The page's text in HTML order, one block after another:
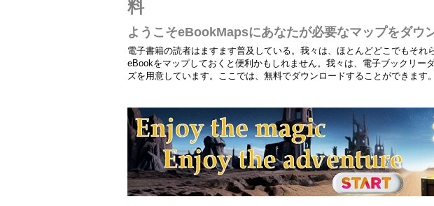
料
ようこそeBookMapsにあなたが必要なマップをダウ
電子書籍の読者はますます普及している。我々は、ほとんどどこでもそ
eBookをマップしておくと便利かもしれません。我々は、電子ブックリー
ズを用意しています。ここでは、無料でダウンロードすることができます。